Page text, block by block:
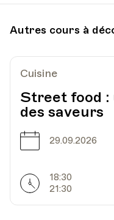
Lieu1005,
Av. de Cour 33
Date29.09.2022
Av. de Cour 33
Autres cours à
Cuisine
Street food :
des saveurs
Date
29.09.2026
Horarires
18:30
21:30